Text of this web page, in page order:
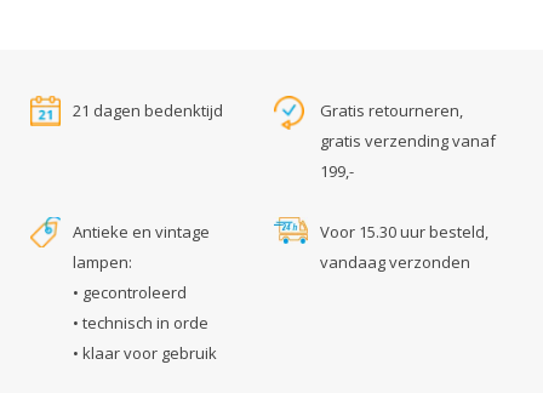
21 dagen bedenktijd
Gratis retourneren,
gratis verzending vanaf
199,-
Antieke en vintage
lampen:
• gecontroleerd
• technisch in orde
• klaar voor gebruik
Voor 15.30 uur besteld,
vandaag verzonden